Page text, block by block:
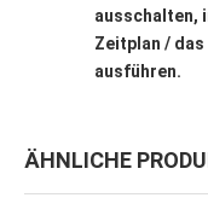
ausschalten,
Zeitplan /
ausführen.
ÄHNLICHE